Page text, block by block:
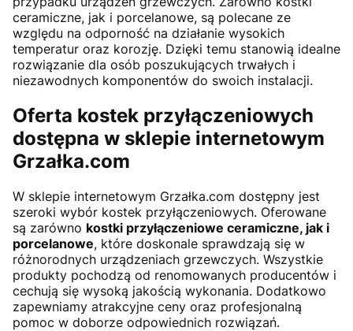
ceramiczne, jak i porcelanowe, są polecane ze
względu na odporność na działanie wysokich
temperatur oraz korozję. Dzięki temu stanowią idealne
rozwiązanie dla osób poszukujących trwałych i
niezawodnych komponentów do swoich instalacji.
Oferta kostek przyłączeniowych
dostępna w sklepie internetowym
Grzałka.com
W sklepie internetowym Grzałka.com dostępny jest
szeroki wybór kostek przyłączeniowych. Oferowane
są zarówno kostki przyłączeniowe ceramiczne, jak i
porcelanowe, które doskonale sprawdzają się w
różnorodnych urządzeniach grzewczych. Wszystkie
produkty pochodzą od renomowanych producentów i
cechują się wysoką jakością wykonania. Dodatkowo
zapewniamy atrakcyjne ceny oraz profesjonalną
pomoc w doborze odpowiednich rozwiązań.